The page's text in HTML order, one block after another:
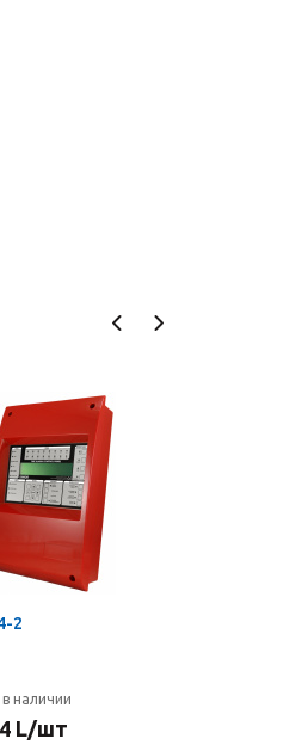
2
в наличии
L/шт